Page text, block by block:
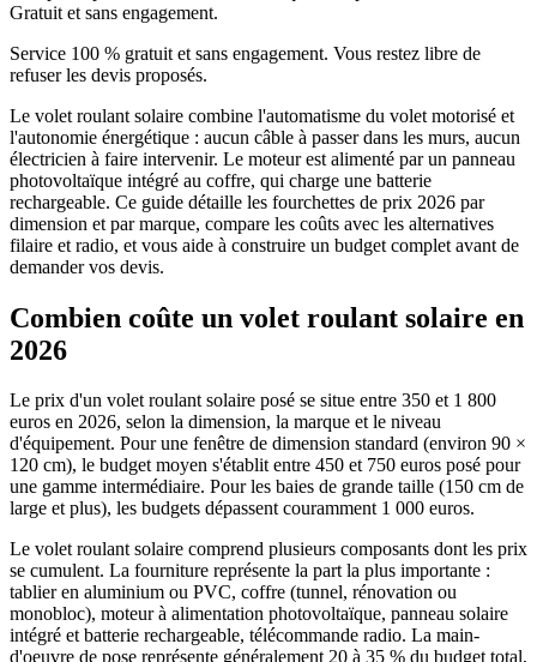
Gratuit et sans engagement.
Service 100 % gratuit et sans engagement. Vous restez libre de
refuser les devis proposés.
Le volet roulant solaire combine l'automatisme du volet motorisé et
l'autonomie énergétique : aucun câble à passer dans les murs, aucun
électricien à faire intervenir. Le moteur est alimenté par un panneau
photovoltaïque intégré au coffre, qui charge une batterie
rechargeable. Ce guide détaille les fourchettes de prix 2026 par
dimension et par marque, compare les coûts avec les alternatives
filaire et radio, et vous aide à construire un budget complet avant de
demander vos devis.
Combien coûte un volet roulant solaire en
2026
Le prix d'un volet roulant solaire posé se situe entre 350 et 1 800
euros en 2026, selon la dimension, la marque et le niveau
d'équipement. Pour une fenêtre de dimension standard (environ 90 ×
120 cm), le budget moyen s'établit entre 450 et 750 euros posé pour
une gamme intermédiaire. Pour les baies de grande taille (150 cm de
large et plus), les budgets dépassent couramment 1 000 euros.
Le volet roulant solaire comprend plusieurs composants dont les prix
se cumulent. La fourniture représente la part la plus importante :
tablier en aluminium ou PVC, coffre (tunnel, rénovation ou
monobloc), moteur à alimentation photovoltaïque, panneau solaire
intégré et batterie rechargeable, télécommande radio. La main-
d'oeuvre de pose représente généralement 20 à 35 % du budget total,